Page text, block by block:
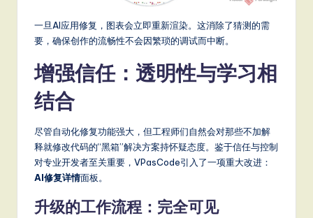
一旦AI应用修复，图表会立即重新渲染。这消除了猜测的需
要，确保创作的流畅性不会因繁琐的调试而中断。
增强信任：透明性与学习相
结合
尽管自动化修复功能强大，但工程师们自然会对那些不加解
释就修改代码的“黑箱”解决方案持怀疑态度。鉴于信任与控制
对专业开发者至关重要，VPasCode引入了一项重大改进：
AI修复详情面板。
升级的工作流程：完全可见